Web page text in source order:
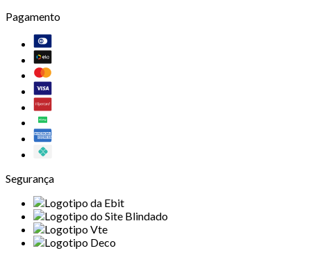
Pagamento
Segurança